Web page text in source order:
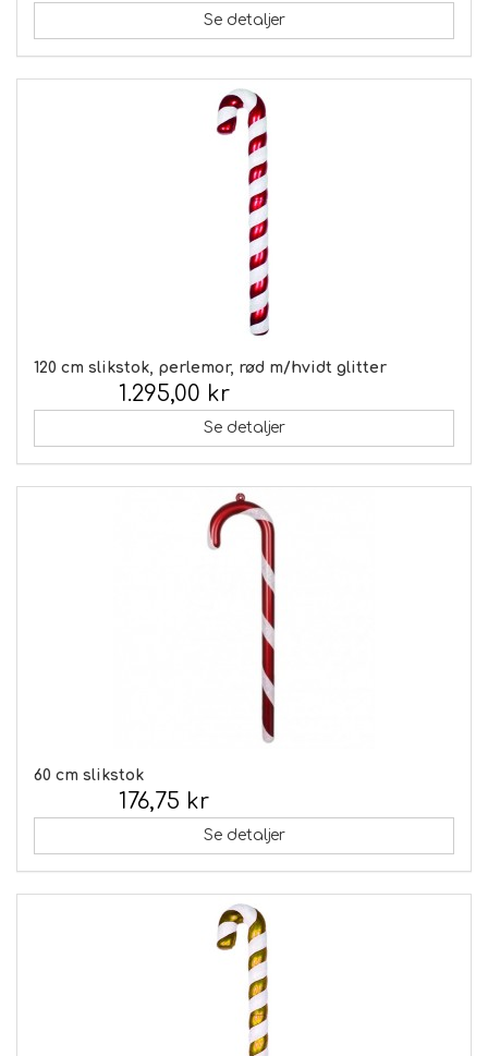
Se detaljer
120 cm slikstok, perlemor, rød m/hvidt glitter
1.295,00 kr
Se detaljer
60 cm slikstok
176,75 kr
Se detaljer